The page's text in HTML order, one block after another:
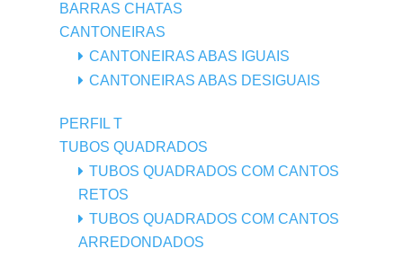
BARRAS CHATAS
CANTONEIRAS
CANTONEIRAS ABAS IGUAIS
CANTONEIRAS ABAS DESIGUAIS
PERFIL T
TUBOS QUADRADOS
TUBOS QUADRADOS COM CANTOS
RETOS
TUBOS QUADRADOS COM CANTOS
ARREDONDADOS